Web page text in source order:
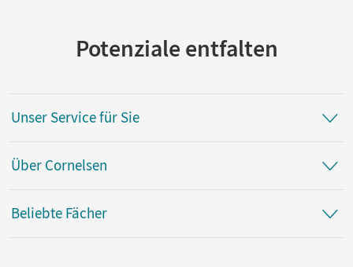
Potenziale entfalten
Unser Service für Sie
Über Cornelsen
Beliebte Fächer